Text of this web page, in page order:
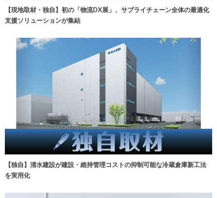
【現地取材・独自】初の「物流DX展」、サプライチェーン全体の最適化
支援ソリューションが集結
【独自】清水建設が建設・維持管理コストの抑制可能な冷蔵倉庫新工法
を実用化